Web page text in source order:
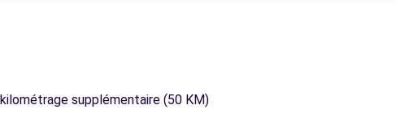
supplémentaire (50 KM)